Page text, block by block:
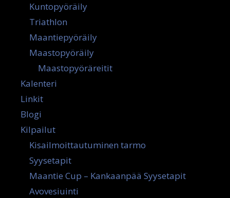
Kuntopyöräily
Triathlon
Maantiepyöräily
Maastopyöräily
Maastopyöräreitit
Kalenteri
Linkit
Blogi
Kilpailut
Kisailmoittautuminen tarmo
Syysetapit
Maantie Cup – Kankaanpää Syysetapit
Avovesiuinti